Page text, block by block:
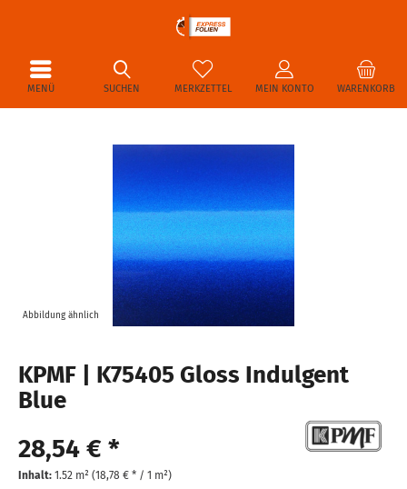
MENÜ WARENKORB
MERKZETTEL MEIN KONTO
SUCHEN
Abbildung ähnlich
KPMF | K75405 Gloss Indulgent
Blue
28,54 € *
Inhalt: 1.52 m² (18,78 € * / 1 m²)